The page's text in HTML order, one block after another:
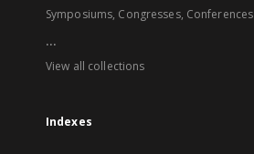
Symposiums, Congresses, Conferences
...
View all collections
Indexes